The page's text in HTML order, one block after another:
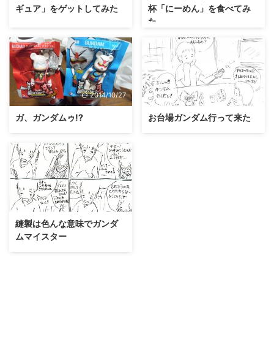
ギュア」をゲットしてみた
杯「にーめん」を食べてみ
た
2014/10/27
ガ、ガンダムゥ!?
2014/10/16
お台場ガンダム行って来た
2014/10/4
縫製は色んな意味でガンダ
ムマイスター